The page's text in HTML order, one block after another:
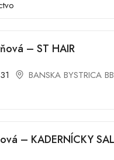
– ST HAIR
BANSKA BYSTRICA BB
– KADERNÍCKY